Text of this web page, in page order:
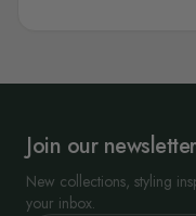
Join our newsletter
New collections, styling
your inbox.